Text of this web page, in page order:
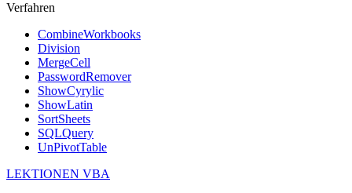
Verfahren
CombineWorkbooks
Division
MergeCell
PasswordRemover
ShowCyrylic
ShowLatin
SortSheets
SQLQuery
UnPivotTable
LEKTIONEN VBA